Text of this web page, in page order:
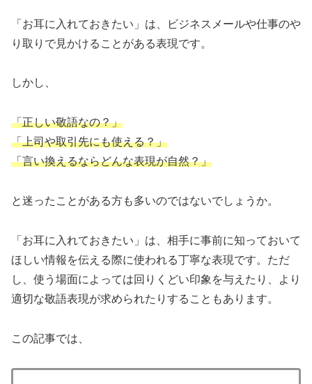
「お耳に入れておきたい」は、ビジネスメールや仕事のや
り取りで見かけることがある表現です。
しかし、
「正しい敬語なの？」
「上司や取引先にも使える？」
「言い換えるならどんな表現が自然？」
と迷ったことがある方も多いのではないでしょうか。
「お耳に入れておきたい」は、相手に事前に知っておいて
ほしい情報を伝える際に使われる丁寧な表現です。ただ
し、使う場面によっては回りくどい印象を与えたり、より
適切な敬語表現が求められたりすることもあります。
この記事では、